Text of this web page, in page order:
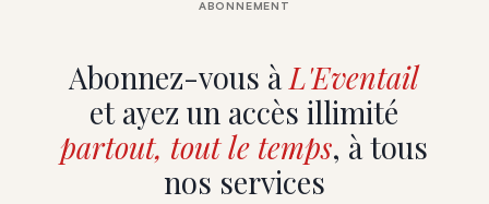
Abonnez-vous àL'Eventail
et ayez un accès illimité
partout, tout le temps, à tous
nos services
ABONNEMENT